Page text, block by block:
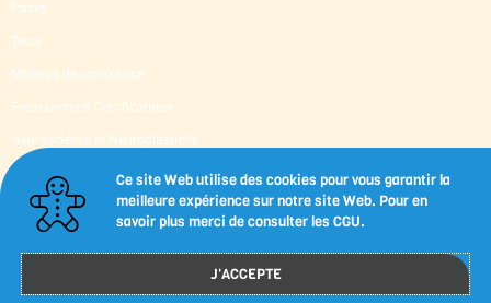
Packs
Tests
Moteurs de croissance
Formations & Certifications
Neuroscience et Neuroplasticité
Supervision & Mentoring
Livres d’occasion
Ce site Web utilise des cookies pour vous garantir la
meilleure expérience sur notre site Web. Pour en
savoir plus merci de consulter les CGU.
J'ACCEPTE